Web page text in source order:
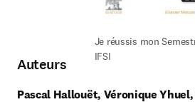
Je réussis mon
IFSI
Auteurs
Pascal Hallouët, Véronique